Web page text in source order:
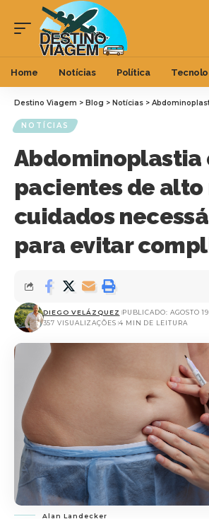
Home Notícias Política
Destino Viagem > Blog > Notícias > Abdominoplastia em pacientes de
NOTÍCIAS
Abdominoplastia
pacientes de alto
cuidados
para evitar
DIEGO VELÁZQUEZ PUBLICADO: AGOSTO
357 VISUALIZAÇÕES 4 MIN DE LEITURA
Alan Landecker